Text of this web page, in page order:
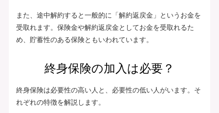
また、途中解約すると一般的に「解約返戻金」というお金を
受取れます。保険金や解約返戻金としてお金を受取れるた
め、貯蓄性のある保険ともいわれています。
終身保険の加入は必要？
終身保険は必要性の高い人と、必要性の低い人がいます。そ
れぞれの特徴を解説します。